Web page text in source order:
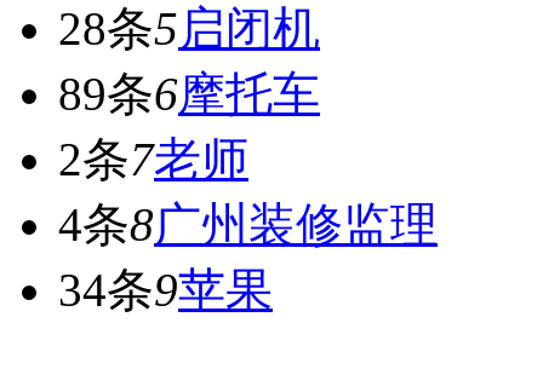
28条5启闭机
89条6摩托车
2条7老师
4条8广州装修监理
34条9苹果